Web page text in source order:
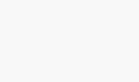
rÃ©gion
spectacle